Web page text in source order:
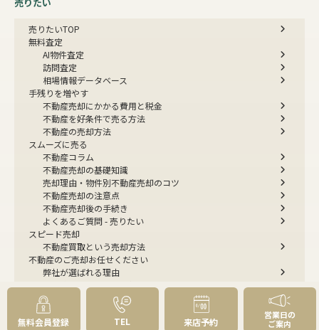
売りたい
売りたいTOP
無料査定
AI物件査定
訪問査定
相場情報データベース
手残りを増やす
不動産売却にかかる費用と税金
不動産を好条件で売る方法
不動産の売却方法
スムーズに売る
不動産コラム
不動産売却の基礎知識
売却理由・物件別不動産売却のコツ
不動産売却の注意点
不動産売却後の手続き
よくあるご質問 - 売りたい
スピード売却
不動産買取という売却方法
不動産のご売却お任せください
弊社が選ばれる理由
売却成功ストーリー40選
売却成約事例
お預かり物件掲載実例
無料実査定予約
無料会員登録 TEL 来店予約
営業日の
ご案内